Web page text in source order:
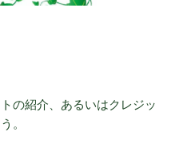
の紹介、あるいはクレジッ
。